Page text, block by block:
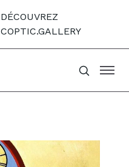
DÉCOUVREZ
COPTIC.GALLERY